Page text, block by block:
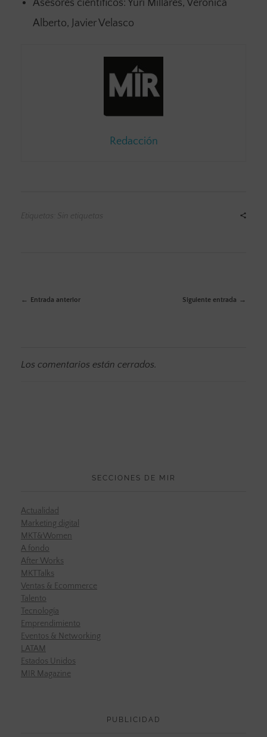
Asesores científicos: Yuri Millares, Verónica
Alberto, Javier Velasco
Redacción
Etiquetas: Sin etiquetas
Entrada anterior Siguiente entrada
Los comentarios están cerrados.
SECCIONES DE MIR
Actualidad
Marketing digital
MKT&Women
A fondo
After Works
MKTTalks
Ventas & Ecommerce
Talento
Tecnología
Emprendimiento
Eventos & Networking
LATAM
Estados Unidos
MIR Magazine
PUBLICIDAD